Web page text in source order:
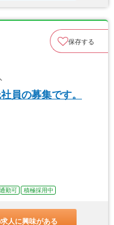
保存する
員の募集です。
勤可 積極採用中
人に興味がある